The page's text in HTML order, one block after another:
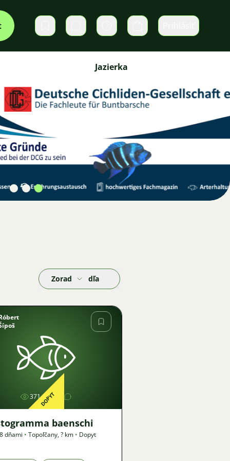
Súkromné správy Košík
Jazierka
Zoradiť podľa
Obrázok
371DOPYT
baenschi
dňami • Topoľčany,? km • Dopyt